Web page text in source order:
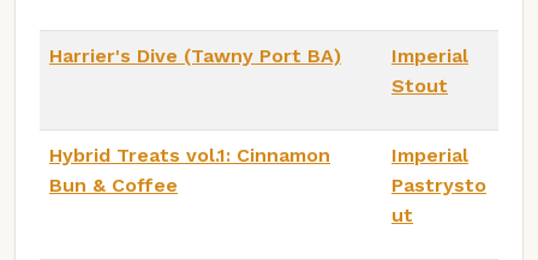
Harrier's Dive (Tawny Port BA)
Imperial
Stout
Hybrid Treats vol.1: Cinnamon
Bun & Coffee
Imperial
Pastrysto
ut